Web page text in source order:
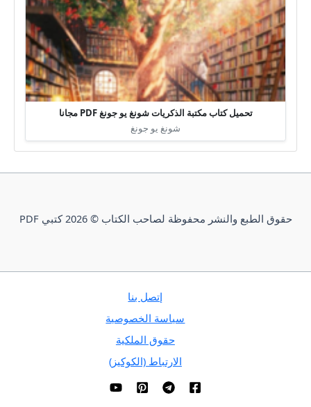
تحميل كتاب مكتبة الذكريات شونغ يو جونغ PDF مجانا
شونغ يو جونغ
حقوق الطبع والنشر محفوظة لصاحب الكتاب © 2026 كتبي PDF
إتصل بنا
سياسة الخصوصية
حقوق الملكية
الارتباط (الكوكيز)